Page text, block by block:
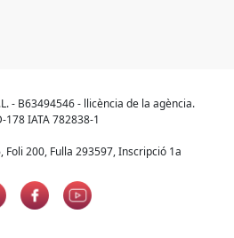
- B63494546 - llicència de la agència.
178 IATA 782838-1
Foli 200, Fulla 293597, Inscripció 1a